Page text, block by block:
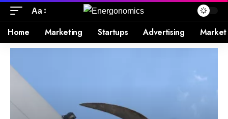
Aa
Home Marketing Startups Advertising Market